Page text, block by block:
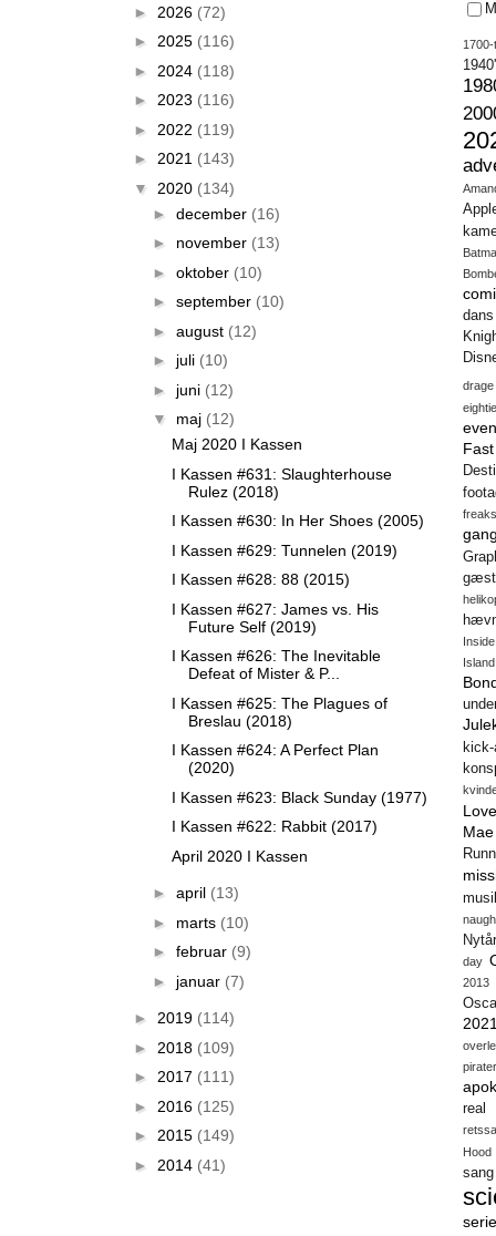
► 2026 (72)
► 2025 (116)
► 2024 (118)
► 2023 (116)
► 2022 (119)
► 2021 (143)
▼ 2020 (134)
► december (16)
► november (13)
► oktober (10)
► september (10)
► august (12)
► juli (10)
► juni (12)
▼ maj (12)
Maj 2020 I Kassen
I Kassen #631: Slaughterhouse
Rulez (2018)
I Kassen #630: In Her Shoes (2005)
I Kassen #629: Tunnelen (2019)
I Kassen #628: 88 (2015)
I Kassen #627: James vs. His
Future Self (2019)
I Kassen #626: The Inevitable
Defeat of Mister & P...
I Kassen #625: The Plagues of
Breslau (2018)
I Kassen #624: A Perfect Plan
(2020)
I Kassen #623: Black Sunday (1977)
I Kassen #622: Rabbit (2017)
April 2020 I Kassen
► april (13)
► marts (10)
► februar (9)
► januar (7)
► 2019 (114)
► 2018 (109)
► 2017 (111)
► 2016 (125)
► 2015 (149)
► 2014 (41)
1700-
dans
drage
freaks
Island
Nytår
day
2013
pirater
real
Hood